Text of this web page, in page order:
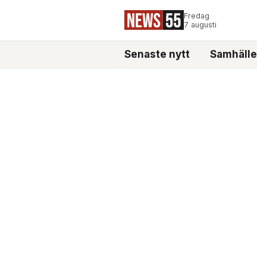
Fredag
7 augusti
Senaste nytt Samhälle